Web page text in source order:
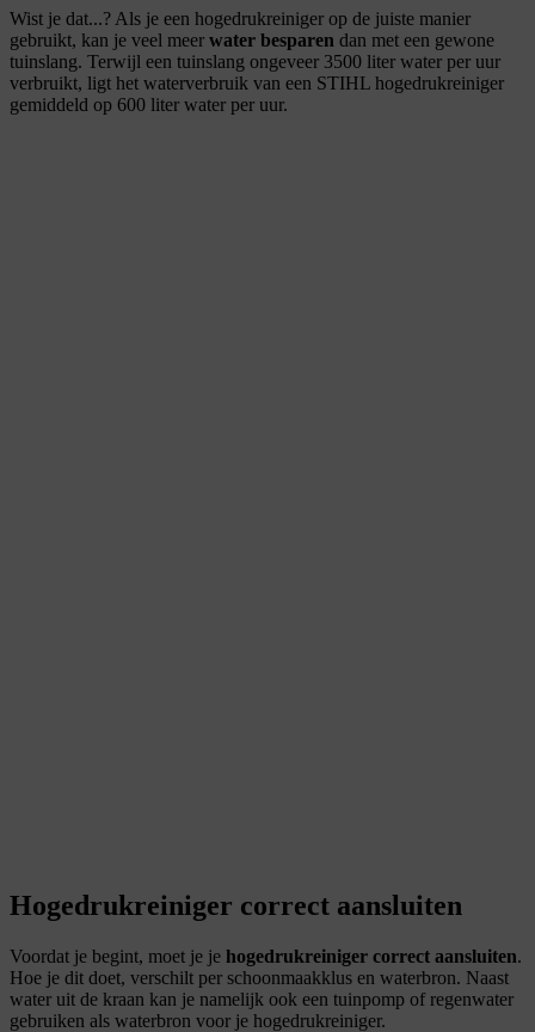
Wist je dat...? Als je een hogedrukreiniger op de juiste manier
gebruikt, kan je veel meer water besparen dan met een gewone
tuinslang. Terwijl een tuinslang ongeveer 3500 liter water per uur
verbruikt, ligt het waterverbruik van een STIHL hogedrukreiniger
gemiddeld op 600 liter water per uur.
Hogedrukreiniger correct aansluiten
Voordat je begint, moet je je hogedrukreiniger correct aansluiten.
Hoe je dit doet, verschilt per schoonmaakklus en waterbron. Naast
water uit de kraan kan je namelijk ook een tuinpomp of regenwater
gebruiken als waterbron voor je hogedrukreiniger.